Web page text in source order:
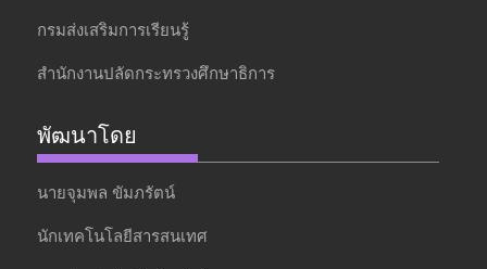
กรมส่งเสริมการเรียนรู้
สำนักงานปลัดกระทรวงศึกษาธิการ
พัฒนาโดย
นายจุมพล ขัมภรัตน์
นักเทคโนโลยีสารสนเทศ